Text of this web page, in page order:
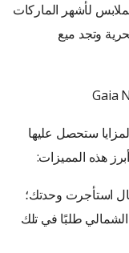
لأشهر الماركات
وتجد ميع
ستحصل عليها
هذه المميزات:
استأجرت وحدتك؛
طلبًا في تلك